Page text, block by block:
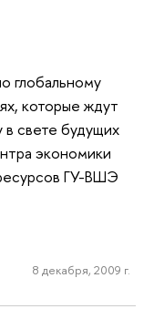
глобальному
которые ждут
свете будущих
экономики
ГУ-ВШЭ
8 декабря, 2009 г.